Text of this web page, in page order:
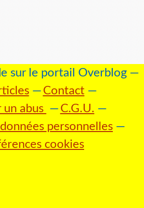
sur le portail Overblog
Contact
un abus
C.G.U.
personnelles
cookies